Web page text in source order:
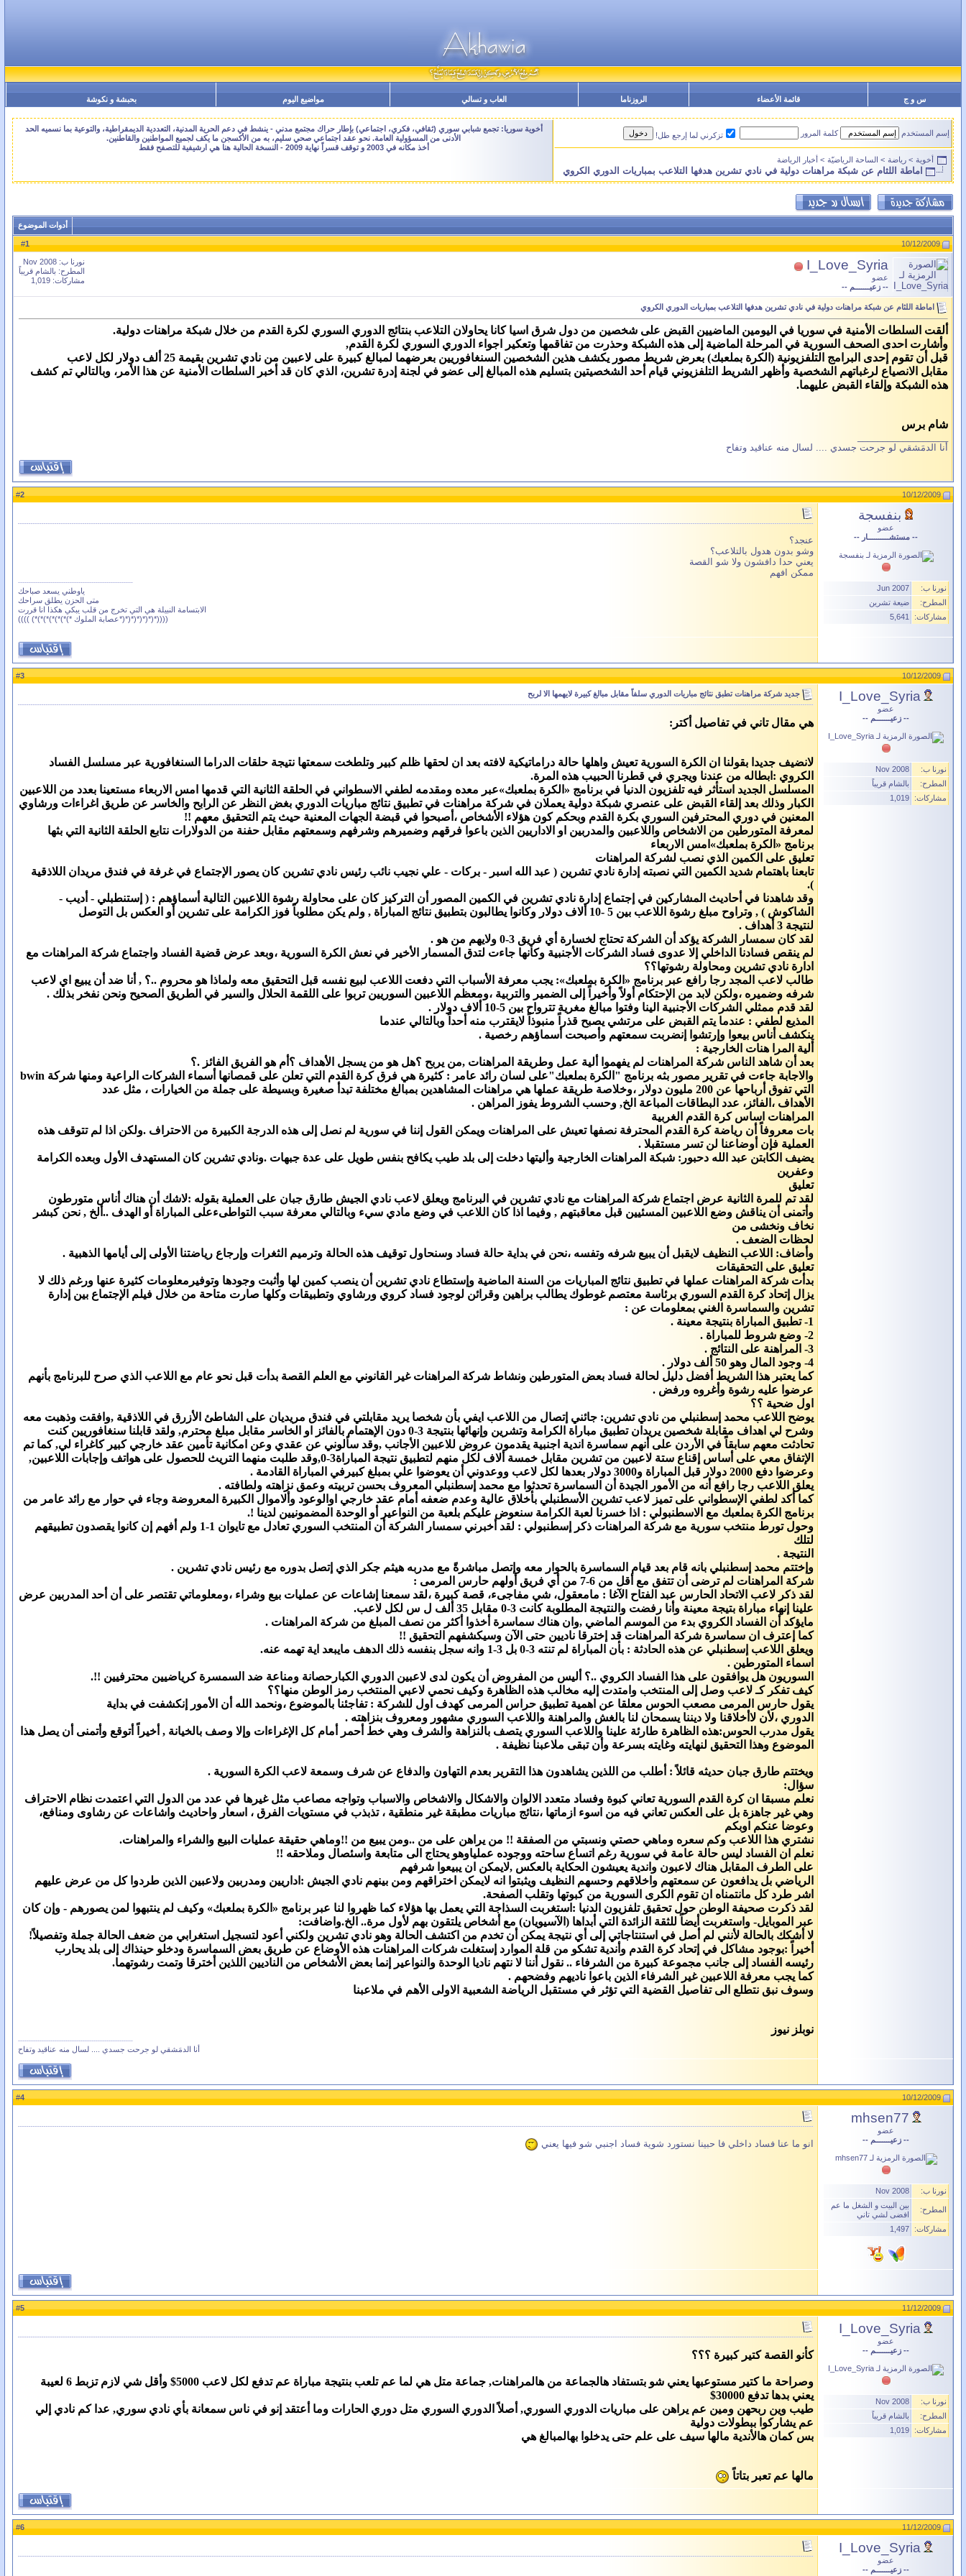
س و ج قائمة الأعضاء الروزناما العاب و تسالي مواضيع اليوم بحبشة و نكوشة
إسم المستخدم كلمة المرور تزكرني لما إرجع طل!
أخوية سوريا: تجمع شبابي سوري (ثقافي، فكري، اجتماعي) بإطار حراك مجتمع مدني - ينشط في دعم الحرية المدنية، التعددية الديمقراطية، والتوعية بما نسميه الحد
الأدنى من المسؤولية العامة. نحو عقد اجتماعي صحي سليم، به من الأكسجن ما يكف لجميع المواطنين والقاطنين.
أخذ مكانه في 2003 و توقف قسراً نهاية 2009 - النسخة الحالية هنا هي ارشيفية للتصفح فقط
أخوية > رياضة > الساحة الرياضيّة > أخبار الرياضة
اماطة اللثام عن شبكة مراهنات دولية في نادي تشرين هدفها التلاعب بمباريات الدوري الكروي
أدوات الموضوع
#
1 10/12/2009
I_Love_Syria
عضو
-- زعيـــــــم --
نورنا ب: Nov 2008
المطرح: بالشام قريباً
مشاركات: 1,019
اماطة اللثام عن شبكة مراهنات دولية في نادي تشرين هدفها التلاعب بمباريات الدوري الكروي
ألقت السلطات الأمنية في سوريا في اليومين الماضيين القبض على شخصين من دول شرق اسيا كانا يحاولان التلاعب بنتائج الدوري السوري لكرة القدم من خلال شبكة مراهنات دولية.
وأشارت احدى الصحف السورية في المرحلة الماضية إلى هذه الشبكة وحذرت من تفاقمها وتعكير اجواء الدوري السوري لكرة القدم,
قبل أن تقوم إحدى البرامج التلفزيونية (الكرة بملعبك) بعرض شريط مصور يكشف هذين الشخصين السنغافوريين بعرضهما لمبالغ كبيرة على لاعبين من نادي تشرين بقيمة 25 ألف دولار لكل لاعب
مقابل الانصياع لرغباتهم الشخصية وأظهر الشريط التلفزيوني قيام أحد الشخصيتين بتسليم هذه المبالغ إلى عضو في لجنة إدرة تشرين، الذي كان قد أخبر السلطات الأمنية عن هذا الأمر، وبالتالي تم كشف
هذه الشبكة وإلقاء القبض عليهما.
شام برس
أنا الدمَشقي لو جرحت جسدي .... لسال منه عناقيد وتفاح
10/12/2009
#
2
بنفسجة
عضو
-- مستشــــــــــار --
نورنا ب:
Jun 2007
المطرح:
ضيعة تشرين
مشاركات:
5,641
عنجد؟
وشو بدون هدول بالتلاعب؟
يعني حدا دافشون ولا شو القصة
ممكن افهم
ياوطني يسعد صباحك
متى الحزن يطلق سراحك
الابتسامة النبيلة هي التي تخرج من قلب يبكي هكذا انا قررت
((((*(*(*(*(*(*(*عصابة الملوك *)*)*)*)*)*)*) ))))
10/12/2009
#
3
I_Love_Syria
عضو
-- زعيـــــــم --
نورنا ب:
Nov 2008
المطرح:
بالشام قريباً
مشاركات:
1,019
جديد شركة مراهنات تطبق نتائج مباريات الدوري سلفاً مقابل مبالغ كبيرة لايهمها الا لربح
هي مقال تاني في تفاصيل أكتر:
لانضيف جديدا بقولنا ان الكرة السورية تعيش واهلها حالة دراماتيكية لافته بعد ان لحقها ظلم كبير وتلطخت سمعتها نتيجة حلقات الدراما السنغافورية عبر مسلسل الفساد
الكروي :ابطاله من عندنا ويجري في قطرنا الحبيب هذه المرة.
المسلسل الجديد استأثر فيه تلفزيون الدنيا في برنامج «الكرة بملعبك»عبر معده ومقدمه لطفي الاسطواني في الحلقة الثانية التي قدمها امس الاربعاء مستعينا بعدد من اللاعبين
الكبار وذلك بعد إلقاء القبض على عنصري شبكة دولية يعملان في شركة مراهنات في تطبيق نتائج مباريات الدوري بغض النظر عن الرابح والخاسر عن طريق اغراءات ورشاوي
المعنين في دوري المحترفين السوري بكرة القدم وبحكم كون هؤلاء الأشخاص ،أصبحوا في قبضة الجهات المعنية حيث يتم التحقيق معهم !!
لمعرفة المتورطين من الاشخاص واللاعبين والمدربين او الاداريين الذين باعوا فرقهم وضميرهم وشرفهم وسمعتهم مقابل حفنة من الدولارات نتابع الحلقة الثانية التي بثها
برنامج «الكرة بملعبك»امس الاربعاء
تعليق على الكمين الذي نصب لشركة المراهنات
تابعنا باهتمام شديد الكمين التي نصبته إدارة نادي تشرين ( عبد الله اسبر - بركات - علي نجيب نائب رئيس نادي تشرين كان يصور الإجتماع في غرفة في فندق مريدان اللاذقية
).
وقد شاهدنا في أحاديث المشاركين في إجتماع إدارة نادي تشرين في الكمين المصور أن التركيز كان على محاولة رشوة اللاعبين التالية أسماؤهم : ( إستنطبلي - أديب -
الشاكوش ) , وتراوح مبلغ رشوة اللاعب بين 5 -10 ألاف دولار وكانوا يطالبون بتطبيق نتائج المباراة , ولم يكن مطلوباً فوز الكرامة على تشرين أو العكس بل التوصل
لنتيجة 3 أهداف .
لقد كان سمسار الشركة يؤكد أن الشركة تحتاج لخسارة أي فريق 3-0 ولايهم من هو .
لم ينقص فسادنا الداخلي إلا عدوى فساد الشركات الأجنبية وكأنها جاءت لتدق المسمار الأخير في نعش الكرة السورية ،وبعد عرض قضية الفساد واجتماع شركة المراهنات مع
ادارة نادي تشرين ومحاولة رشوتها؟؟
طالب لاعب المجد رجا رافع عبر برنامج «الكرة بملعبك»: يجب معرفة الأسباب التي دفعت اللاعب لبيع نفسه قبل التحقيق معه ولماذا هو محروم ..؟ , أنا ضد أن يبيع اي لاعب
شرفه وضميره ،ولكن لابد من الإحتكام أولاً وأخيراً إلى الضمير والتربية ،ومعظم اللاعبين السوريين تربوا على اللقمة الحلال والسير في الطريق الصحيح ونحن نفخر بذلك .
لقد قدم ممثلي الشركات الأجنبية الينا وفتوا مبالغ مغرية تترواح بين 5-10 ألاف دولار .
المذيع لطفي : عندما يتم القبض على مرتشي يصبح قذراً منبوذاً لايقترب منه أحداً وبالتالي عندما
ينكشف أناس بيعوا وإرتشوا إنضربت سمعتهم وأصبحت أسماؤهم رخصية .
ألية المرا هنات الخارجية :
بعد أن شاهد الناس شركة المراهنات لم يفهموا ألية عمل وطريقة المراهنات ,من يربح ؟هل هو من يسجل الأهداف ؟أم هو الفريق الفائز .؟
والاجابة جاءت في تقرير مصور بثه برنامج "الكرة بملعبك"على لسان رائد عامر : كثيرة هي فرق كرة القدم التي تعلن على قمصانها أسماء الشركات الراعية ومنها شركة bwin
التي تفوق أرباحها عن 200 مليون دولار ،وخلاصة طريقة عملها هي مراهنات المشاهدين بمبالغ مختلفة تبدأ صغيرة وبسيطة على جملة من الخيارات ، مثل عدد
الأهداف ،الفائز، عدد البطاقات المباعة الخ, وحسب الشروط يفوز المراهن .
المراهنات اساس كرة القدم الغربية
بات معروفاً أن رياضة كرة القدم المحترفة نصفها تعيش على المراهنات ويمكن القول إننا في سورية لم نصل إلى هذه الدرجة الكبيرة من الاحتراف .ولكن اذا لم تتوقف هذه
العملية فإن أوضاعنا لن تسر مستقبلا .
يضيف الكابتن عبد الله دحبور: شبكة المراهنات الخارجية وأليتها دخلت إلى بلد طيب يكافح بنفس طويل على عدة جبهات .ونادي تشرين كان المستهدف الأول وبعده الكرامة
وعفرين
تعليق
لقد تم للمرة الثانية عرض اجتماع شركة المراهنات مع نادي تشرين في البرنامج ويعلق لاعب نادي الجيش طارق جبان على العملية بقوله :لاشك أن هناك أناس متورطون
وأتمنى أن يناقش وضع اللاعبين المسئيين قبل معاقبتهم , وفيما اذا كان اللاعب في وضع مادي سيء وبالتالي معرفة سبب التواطىءعلى المباراة أو الهدف ..ألخ , نحن كبشر
نخاف ونخشى من
لحظات الضعف .
وأضاف: اللاعب النظيف لايقبل أن يبيع شرفه وتفسه ،نحن في بداية حالة فساد وسنحاول توقيف هذه الحالة وترميم الثغرات وإرجاع رياضتنا الأولى إلى أيامها الذهبية .
تعليق على التحقيقات
بدأت شركة المراهنات عملها في تطبيق نتائج المباريات من السنة الماضية وإستطاع نادي تشرين أن ينصب كمين لها وأثبت وجودها وتوفيرمعلومات كثيرة عنها ورغم ذلك لا
يزال إتحاد كرة القدم السوري برئاسة معتصم غوطوك يطالب براهين وقرائن لوجود فساد كروي ورشاوي وتطبيقات وكلها صارت متاحة من خلال فيلم الإجتماع بين إدارة
تشرين والسماسرة الغني بمعلومات عن :
1- تطبيق المباراة بنتيجة معينة .
2- وضع شروط للمباراة .
3- المراهنة على النتائج .
4- وجود المال وهو 50 ألف دولار .
كما يعتبر هذا الشريط أفضل دليل لحالة فساد بعض المتورطين ونشاط شركة المراهنات غير القانوني مع العلم القصة بدأت قبل نحو عام مع اللاعب الذي صرح للبرنامج بأنهم
عرضوا عليه رشوة وأغروه ورفض .
اول ضحية ؟؟
يوضح اللاعب محمد إسطنبلي من نادي تشرين: جائني إتصال من اللاعب ايفي بأن شخصا يريد مقابلتي في فندق مريديان على الشاطئ الأزرق في اللاذقية ,وافقت وذهبت معه
وشرح لي اهداف مقابلة شخصين يريدان تطبيق مباراة الكرامة وتشرين وإنهائها بنتيجة 3-0 دون الإهتمام بالفائز او الخاسر مقابل مبلغ محترم, ولقد قابلنا سنغافوريين كنت
تحادثت معهم سابقاً في الأردن على أنهم سماسرة اندية اجنبية يقدمون عروض للاعبين الأجانب ,وقد سألوني عن عقدي وعن امكانية تأمين عقد خارجي كبير كاغراء لي, كما تم
الإتفاق معي على أساس إقناع ستة لاعبين من تشرين مقابل خمسة ألاف لكل منهم لتطبيق نتيجة المباراة3-0,وقد طلبت منهما التريث للحصول على هواتف وإجابات اللاعبين,
وعرضوا دفع 2000 دولار قبل المباراة و3000 دولار بعدها لكل لاعب ووعدوني أن يعوضوا علي بمبلغ كبيرفي المباراة القادمة .
يعلق اللاعب رجا رافع أنه من الأمور الجيدة أن السماسرة تحدثوا مع محمد إسطنبلي المعروف بحسن تربيته وعمق نزاهته ولطافته .
كما أكد لطفي الإسطواني على تميز لاعب تشرين الأسطنبلي بأخلاق عالية وعدم ضعفه أمام عقد خارجي اوالوعود وألاموال الكبيرة المعروضة وجاء في حوار مع رائد عامر من
برنامج الكرة بملعبك مع الاسطنبولي : اذا خسرنا لعبة الكرامة سنعوض عليكم بلعبة من النواعير أو الوحدة المضمونيين لدينا !.
وحول تورط منتخب سورية مع شركة المراهنات ذكر إسطنبولي : لقد أخبرني سمسار الشركة أن المنتخب السوري تعادل مع تايوان 1-1 ولم أفهم إن كانوا يقصدون تطبيقهم
لتلك
النتيجة .
وإختتم محمد إسطنبلي بانه قام بعد قيام السماسرة بالحوار معه وإتصل مباشرةً مع مدربه هيثم جكر الذي إتصل بدوره مع رئيس نادي تشرين .
شركة المراهنات لم ترضى أن تتفق مع أقل من 6-7 من أي فريق أولهم حارس المرمى :
لقد ذكر لاعب الاتحاد الحارس عبد الفتاح الآغا : مامعقول، شي مفاجىء، قصة كبيرة ،لقد سمعنا إشاعات عن عمليات بيع وشراء ،ومعلوماتي تقتصر على أن أحد المدربين عرض
علينا إنهاء مباراة بتيجة معينة وأنا رفضت والنتيجة المطلوبة كانت 3-0 مقابل 35 ألف ل س لكل لاعب.
مايؤكد أن الفساد الكروي بدء من الموسم الماضي ,وان هناك سماسرة أخذوا أكثر من نصف المبلغ من شركة المراهنات .
كما إعترف ان سماسرة شركة المراهنات قد إخترقا ناديين حتى الآن وسيكشفهم التحقيق !!
ويعلق اللاعب إسطنبلي عن هذه الحادثة : بأن المباراة لم تنته 3-0 بل 3-1 وانه سجل بنفسه ذلك الدهف مايبعد اية تهمه عنه.
اسماء المتورطين .
السوريون هل يوافقون على هذا الفساد الكروي ..؟ أليس من المفروض أن يكون لدى لاعبين الدوري الكبارحصانة ومناعة ضد السمسرة كرياضيين محترفيين !!.
كيف تفكر كـ لاعب وصل إلى المنتخب وامتدت إليه مخالب هذه الظاهرة وكيف نحمي لاعبي المنتخب رمز الوطن منها؟؟
يقول حارس المرمى مصعب الحوس معلقا عن اهمية تطبيق حراس المرمى كهدف اول للشركة : تفاجئنا بالموضوع ،ونحمد الله أن الأمور إنكشفت في بداية
الدوري ،لأن لاأخلاقنا ولا ديننا يسمحان لنا بالغش والمراهنة واللاعب السوري مشهور ومعروف بنزاهته .
يقول مدرب الحوس:هذه الظاهرة طارئة علينا واللاعب السوري يتصف بالنزاهة والشرف وهي خط أحمر أمام كل الإغراءات وإلا وصف بالخيانة , أخيراً أتوقع وأتمنى أن يصل هذا
الموضوع وهذا التحقيق لنهايته وغايته بسرعة وأن تبقى ملاعبنا نظيفة .
ويختتم طارق جبان حديثه قائلاً : أطلب من اللذين يشاهدون هذا التقرير بعدم التهاون والدفاع عن شرف وسمعة لاعب الكرة السورية .
سؤال:
نعلم مسبقا ان كرة القدم السورية تعاني كبوة وفساد متعدد الالوان والاشكال والاشخاص والاسباب وتواجه مصاعب مثل غيرها في عدد من الدول التي اعتمدت نظام الاحتراف
وهي غير جاهزة بل على العكس تعاني فيه من اسوء ازماتها ،نتائج مباريات مطبقة غير منطقية ، تذبذب في مستويات الفرق ، اسعار واحاديث واشاعات عن رشاوى ومنافع،
وعوضا عنكم اوبكم
نشتري هذا اللاعب وكم سعره وماهي حصتي ونسبتي من الصفقة !! من يراهن على من ..ومن يبيع من !!وماهي حقيقة عمليات البيع والشراء والمراهنات.
نعلم ان الفساد ليس حالة عامة في سورية رغم اتساع ساحته ووجوده عملياوهو يحتاج الى متابعة واسئصال وملاحقه !!
على الطرف المقابل هناك لاعبون واندية يعيشون الحكاية بالعكس ,لايمكن ان يبيعوا شرفهم
الرياضي بل يدافعون عن سمعتهم واخلاقهم وحسهم النظيف ويثبتوا انه لايمكن اختراقهم ومن بينهم نادي الجيش :اداريين ومدربين ولاعبين الذين طردوا كل من عرض عليهم
اشر طرد كل مانتمناه ان تقوم الكرى السورية من كبوتها وتقلب الصفحة.
لقد ذكرت صحيفة الوطن حول تحقيق تلفزيون الدنيا :استغربت السذاجة التي يعمل بها هؤلاء كما ظهروا لنا عبر برنامج «الكرة بملعبك» وكيف لم ينتبهوا لمن يصورهم - وإن كان
عبر الموبايل- واستغربت أيضاً للثقة الزائدة التي أبداها (الآسيويان) مع أشخاص يلتقون بهم لأول مرة.. الخ.واضافت:
لا أشكك بالحالة لأنني لم أصل في استنتاجاتي إلى أي نتيجة يمكن أن تخدم من اكتشف الحالة وهو نادي تشرين ولكني أعود لتسجيل استغرابي من ضعف الحالة جملة وتفصيلاً!
أخيراً :بوجود مشاكل في إتحاد كرة القدم وأندية تشكو من قلة الموارد إستغلت شركات المراهنات هذه الأوضاع عن طريق بعض السماسرة ودخلو حينذاك إلى بلد يحارب
رئيسه الفساد إلى جانب مجموعة كبيرة من الشرفاء .. نقول أننا لا نتهم ناديا الوحدة والنواعير إنما بعض الأشخاص من الناديين اللذين أخترقا وتمت رشوتهما.
كما يجب معرفة اللاعبين غير الشرفاء الذين باعوا ناديهم وفضحهم .
وسوف نبق نتطلع الى تفاصيل القضية التي تؤثر في مستقبل الرياضة الشعبية الاولى الأهم في ملاعبنا
نوبلز نيوز
أنا الدمَشقي لو جرحت جسدي .... لسال منه عناقيد وتفاح
10/12/2009
#
4
mhsen77
عضو
-- زعيـــــــم --
نورنا ب: Nov 2008
المطرح:
بين البيت و الشغل ما عم
افضى لشي تاني
مشاركات:
1,497
انو ما عنا فساد داخلي فا حبينا نستورد شوية فساد اجنبي شو فيها يعني
11/12/2009
#
5
I_Love_Syria
عضو
-- زعيـــــــم --
نورنا ب:
Nov 2008
المطرح:
بالشام قريباً
مشاركات:
1,019
كأنو القصة كتير كبيرة ؟؟؟
وصراحة ما كتير مستوعبها يعني شو بتستفاد هالجماعة من هالمراهنات, جماعة متل هي لما عم تلعب بنتيجة مباراة عم تدفع لكل لاعب 5000$ وأقل شي لازم تزبط 6 لعيبة
يعني بدها تدفع 30000$
طيب وين ربحهن ومين عم يراهن على مباريات الدوري السوري, أصلاً الدوري السوري متل دوري الحارات وما أعتقد إنو في ناس سمعانة بأي نادي سوري, عدا كم نادي إلي
عم يشاركوا ببطولات دولية
بس كمان هالأندية مالها سيف على علم حتى يدخلوا بهالمبالغ هي
مالها عم تعبر بتاتاً
11/12/2009
#
6
I_Love_Syria
عضو
-- زعيـــــــم --